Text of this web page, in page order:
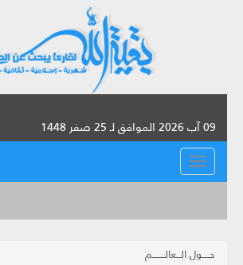
09 آب 2026 الموافق لـ 25 صفر 1448
القائمة
حـــــول الـــعالــــــــم